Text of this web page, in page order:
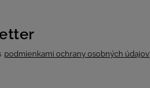
podmienkami ochrany osobných údajov